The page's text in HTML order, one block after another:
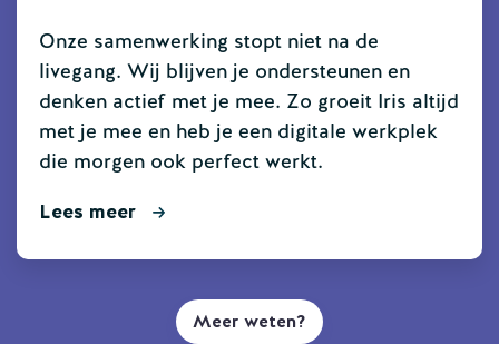
Onze samenwerking stopt niet na de
livegang. Wij blijven je ondersteunen en
denken actief met je mee. Zo groeit Iris altijd
met je mee en heb je een digitale werkplek
die morgen ook perfect werkt.
Lees meer
Meer weten?